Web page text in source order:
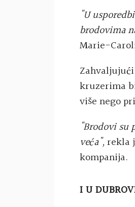
"U
brodovima
Marie-
kruzerima
više nego
"Brodovi
veća",rekla
kompanija.
I U